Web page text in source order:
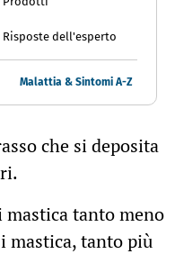
Risposte dell'esperto
Malattia & Sintomi A-Z
che si deposita
mastica tanto meno
mastica, tanto più